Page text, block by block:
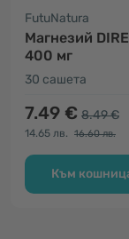
FutuNatura
Магнезий
400 мг
30 сашета
7.49 € 8.49 €
14.65 лв. 16.60 лв.
Към